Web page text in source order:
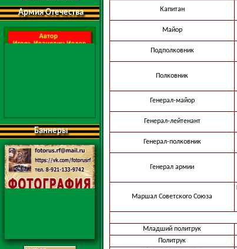
Армия Отечества
Баннеры
Капитан
Майор
Подполковник
Полковник
Генерал-майор
Генерал-лейтенант
Генерал-полковник
Генерал армии
Маршал Советского Союза
Младший политрук
Политрук